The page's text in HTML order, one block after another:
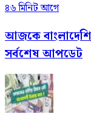
৪৬ মিনিট আগে
আজকে
সর্বশেষ আপডেট